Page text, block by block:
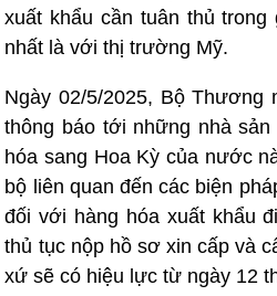
xuất khẩu cần tuân thủ
nhất là với thị trường Mỹ.
Ngày 02/5/2025, Bộ Thương
thông báo tới những nhà
hóa sang Hoa Kỳ của nước
bộ liên quan đến các biện
đối với hàng hóa xuất khẩu
thủ tục nộp hồ sơ xin cấp và
xứ sẽ có hiệu lực từ ngày 12